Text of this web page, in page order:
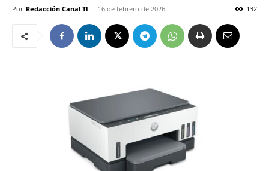
Por Redacción Canal TI - 16 de febrero de 2026 132